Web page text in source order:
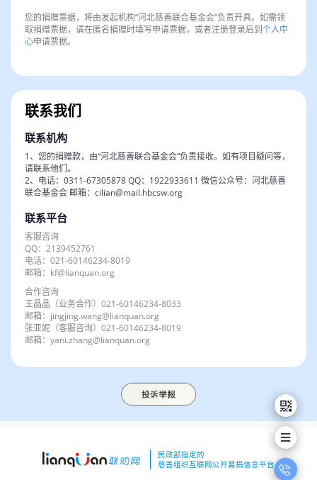
“益米”~ 通过帮助邻居倒垃圾、拿快递等形式劝募益
米，并在家长协助下称量，写下爱心寄语邮寄到指定
的公益餐厅、乡村学校食堂等。
您的捐赠票据，将由发起机构“河北慈善联合基金会”负责开具。如需领
取捐赠票据，请在匿名捐赠时填写申请票据，或者注册登录后到个人中
心申请票据。
联系我们
联系机构
1、您的捐赠款，由“河北慈善联合基金会”负责接收。如有项目疑问等，
请联系他们。
2、电话：0311-67305878 QQ：1922933611 微信公众号：河北慈善
联合基金会 邮箱：cilian@mail.hbcsw.org
联系平台
客服咨询
QQ：2139452761
电话：021-60146234-8019
邮箱：kf@lianquan.org
合作咨询
王晶晶（业务合作）021-60146234-8033
邮箱：jingjing.wang@lianquan.org
张亚妮（客服咨询）021-60146234-8019
邮箱：yani.zhang@lianquan.org
民政部指定的
慈善组织互联网公开募捐信息平台